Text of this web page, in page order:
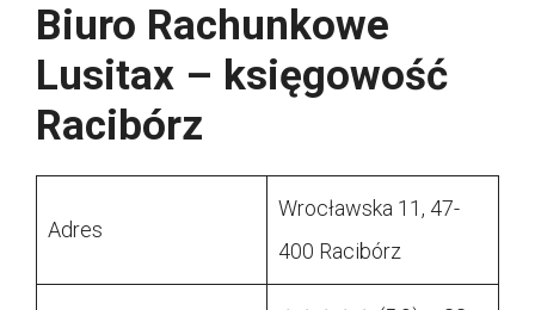
Biuro Rachunkowe
Lusitax – księgowość
Racibórz
Adres
Wrocławska 11, 47-
400 Racibórz